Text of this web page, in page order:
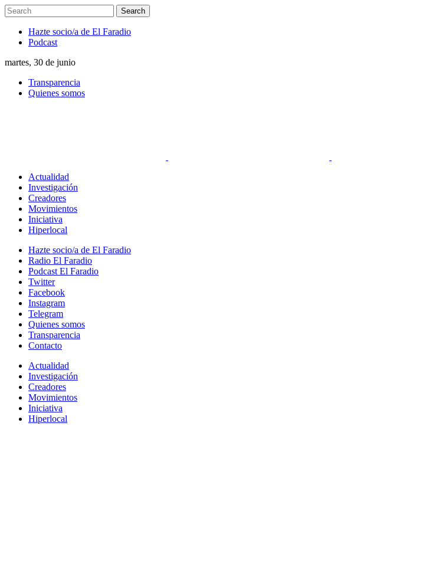
Hazte socio/a de El Faradio
Podcast
martes, 30 de junio
Transparencia
Quienes somos
Actualidad
Investigación
Creadores
Movimientos
Iniciativa
Hiperlocal
Hazte socio/a de El Faradio
Radio El Faradio
Podcast El Faradio
Twitter
Facebook
Instagram
Telegram
Quienes somos
Transparencia
Contacto
Actualidad
Investigación
Creadores
Movimientos
Iniciativa
Hiperlocal